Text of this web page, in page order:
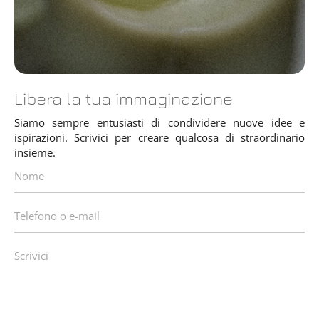
Libera la tua immaginazione
Siamo sempre entusiasti di condividere nuove idee e
ispirazioni. Scrivici per creare qualcosa di straordinario
insieme.